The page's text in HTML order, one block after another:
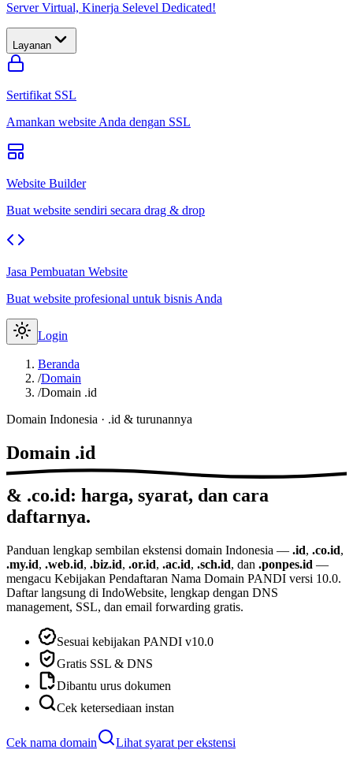
Server Virtual, Kinerja Selevel Dedicated!
Layanan
Sertifikat SSL
Amankan website Anda dengan SSL
Website Builder
Buat website sendiri secara drag & drop
Jasa Pembuatan Website
Buat website profesional untuk bisnis Anda
Login
Beranda
/Domain
/Domain .id
Domain Indonesia · .id & turunannya
Domain .id
& .co.id: harga, syarat, dan cara
daftarnya.
Panduan lengkap sembilan ekstensi domain Indonesia — .id, .co.id,
.my.id, .web.id, .biz.id, .or.id, .ac.id, .sch.id, dan .ponpes.id —
mengacu Kebijakan Pendaftaran Nama Domain PANDI versi 10.0.
Daftar langsung di IndoWebsite, lengkap dengan DNS
management, SSL, dan email forwarding gratis.
Sesuai kebijakan PANDI v10.0
Gratis SSL & DNS
Dibantu urus dokumen
Cek ketersediaan instan
Cek nama domain
Lihat syarat per ekstensi